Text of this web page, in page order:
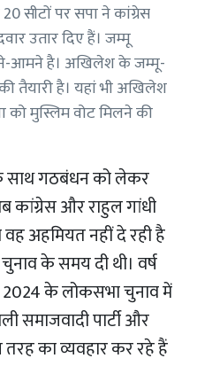
सीटों पर सपा ने कांग्रेस
उतार दिए हैं। जम्मू
आमने है। अखिलेश के जम्मू-
तैयारी है। यहां भी अखिलेश
को मुस्लिम वोट मिलने की
के साथ गठबंधन को लेकर
कांग्रेस और राहुल गांधी
अहमियत नहीं दे रही है
के समय दी थी। वर्ष
के लोकसभा चुनाव में
समाजवादी पार्टी और
का व्यवहार कर रहे हैं